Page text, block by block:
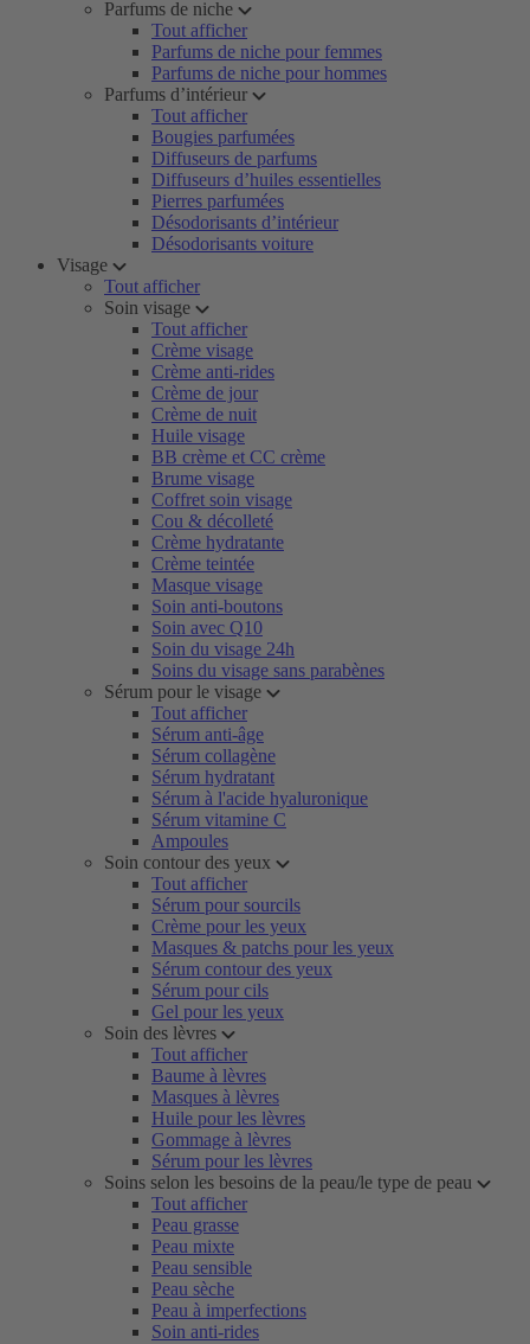
Parfums de niche
Tout afficher
Parfums de niche pour femmes
Parfums de niche pour hommes
Parfums d’intérieur
Tout afficher
Bougies parfumées
Diffuseurs de parfums
Diffuseurs d’huiles essentielles
Pierres parfumées
Désodorisants d’intérieur
Désodorisants voiture
Visage
Tout afficher
Soin visage
Tout afficher
Crème visage
Crème anti-rides
Crème de jour
Crème de nuit
Huile visage
BB crème et CC crème
Brume visage
Coffret soin visage
Cou & décolleté
Crème hydratante
Crème teintée
Masque visage
Soin anti-boutons
Soin avec Q10
Soin du visage 24h
Soins du visage sans parabènes
Sérum pour le visage
Tout afficher
Sérum anti-âge
Sérum collagène
Sérum hydratant
Sérum à l'acide hyaluronique
Sérum vitamine C
Ampoules
Soin contour des yeux
Tout afficher
Sérum pour sourcils
Crème pour les yeux
Masques & patchs pour les yeux
Sérum contour des yeux
Sérum pour cils
Gel pour les yeux
Soin des lèvres
Tout afficher
Baume à lèvres
Masques à lèvres
Huile pour les lèvres
Gommage à lèvres
Sérum pour les lèvres
Soins selon les besoins de la peau/le type de peau
Tout afficher
Peau grasse
Peau mixte
Peau sensible
Peau sèche
Peau à imperfections
Soin anti-rides